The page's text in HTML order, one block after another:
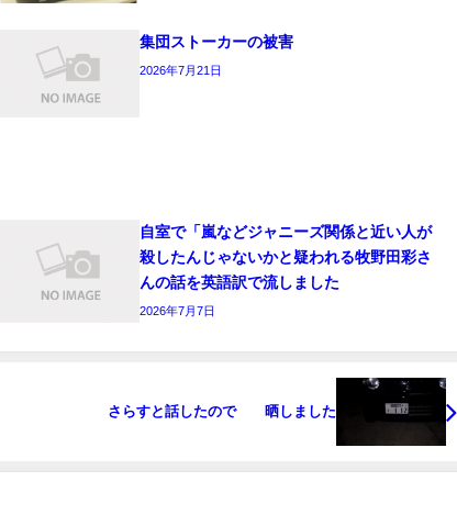
集団ストーカーの被害
2026年7月21日
自室で「嵐などジャニーズ関係と近い人が
殺したんじゃないかと疑われる牧野田彩さ
んの話を英語訳で流しました
2026年7月7日
さらすと話したので 晒しました